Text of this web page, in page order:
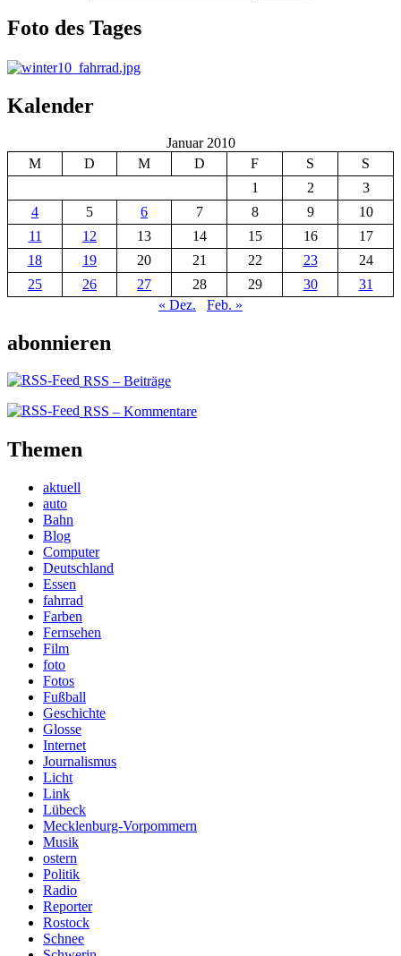
Foto des Tages
Kalender
Januar 2010
M
D M D F S
S
1
2
3
4
5 6 7 8 9
10
11
12 13 14 15 16
17
18
19 20 21 22 23
24
25
26 27 28 29 30
31
« Dez.
Feb. »
abonnieren
RSS – Beiträge
RSS – Kommentare
Themen
aktuell
auto
Bahn
Blog
Computer
Deutschland
Essen
fahrrad
Farben
Fernsehen
Film
foto
Fotos
Fußball
Geschichte
Glosse
Internet
Journalismus
Licht
Link
Lübeck
Mecklenburg-Vorpommern
Musik
ostern
Politik
Radio
Reporter
Rostock
Schnee